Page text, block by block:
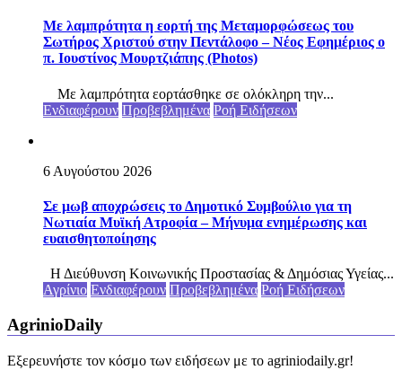
Με λαμπρότητα η εορτή της Μεταμορφώσεως του
Σωτήρος Χριστού στην Πεντάλοφο – Nέος Εφημέριος ο
π. Ιουστίνος Μουρτζιάπης (Photos)
Με λαμπρότητα εορτάσθηκε σε ολόκληρη την...
Ενδιαφέρουν Προβεβλημένα Ροή Ειδήσεων
6 Αυγούστου 2026
Σε μωβ αποχρώσεις το Δημοτικό Συμβούλιο για τη
Νωτιαία Μυϊκή Ατροφία – Μήνυμα ενημέρωσης και
ευαισθητοποίησης
Η Διεύθυνση Κοινωνικής Προστασίας & Δημόσιας Υγείας...
Αγρίνιο Ενδιαφέρουν Προβεβλημένα Ροή Ειδήσεων
AgrinioDaily
Εξερευνήστε τον κόσμο των ειδήσεων με το agriniodaily.gr!